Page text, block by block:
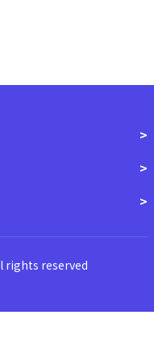
rights reserved